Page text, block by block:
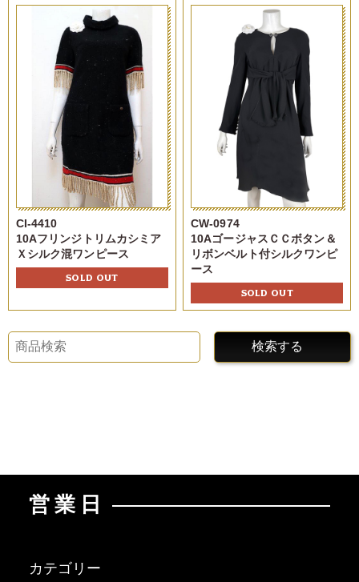
CI-4410
10Aフリンジトリムカシミア
Ｘシルク混ワンピース
SOLD OUT
CW-0974
10AゴージャスＣＣボタン＆
リボンベルト付シルクワンピ
ース
SOLD OUT
検索する
営業日
カテゴリー